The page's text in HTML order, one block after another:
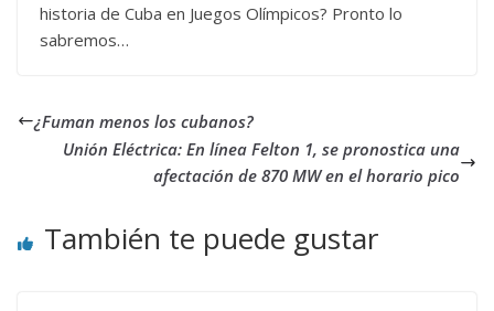
historia de Cuba en Juegos Olímpicos? Pronto lo
sabremos…
¿Fuman menos los cubanos?
Unión Eléctrica: En línea Felton 1, se pronostica una
afectación de 870 MW en el horario pico
También te puede gustar